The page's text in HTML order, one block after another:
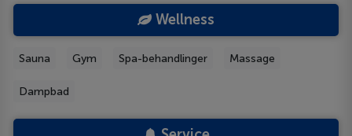
Wellness
Sauna Gym Spa-behandlinger Massage
Dampbad